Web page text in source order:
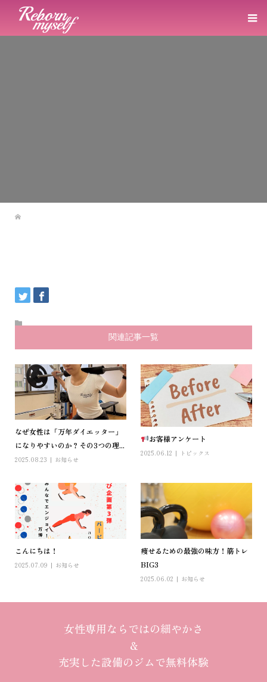
関連記事一覧
なぜ女性は「万年ダイエッター」
になりやすいのか？その3つの理...
2025.08.23 お知らせ
お客様アンケート
2025.06.12 トピックス
こんにちは！
2025.07.09 お知らせ
痩せるための最強の味方！筋トレ
BIG3
2025.06.02 お知らせ
女性専用ならではの細やかさ
＆
充実した設備のジムで無料体験